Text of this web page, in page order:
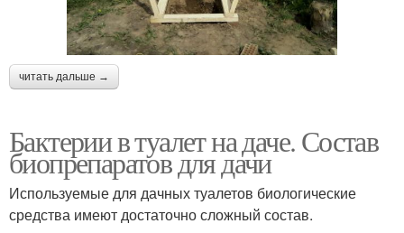
читать дальше →
Бактерии в туалет на даче. Состав
биопрепаратов для дачи
Используемые для дачных туалетов биологические
средства имеют достаточно сложный состав.